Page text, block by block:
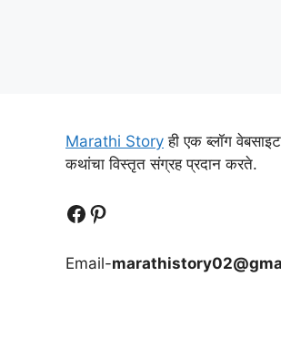
Marathi Story ही एक ब्लॉग
कथांचा विस्तृत संग्रह प्रदान करते.
Follow UsFollow us
Email-